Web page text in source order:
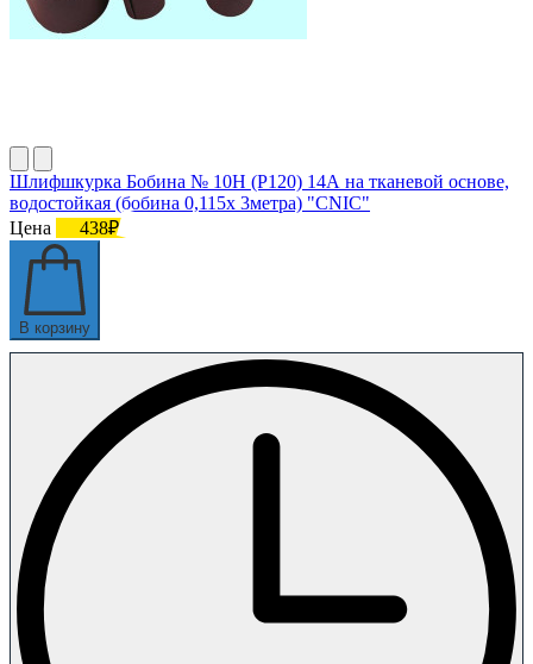
Шлифшкурка Бобина № 10Н (P120) 14А на тканевой основе,
водостойкая (бобина 0,115х 3метра) "CNIC"
Цена
438₽
В корзину